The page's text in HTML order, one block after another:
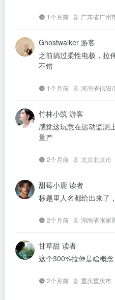
1个月前 广东省广州
Ghostwalker 游客
之前搞过柔性电极，拉
不错
1个月前 河南省信阳
竹林小筑 游客
感觉这玩意在运动监测
量产
2个月前 北京北京市
甜莓小鹿 读者
标题里人名都给出来了
2个月前 湖南省张家
甘草甜 读者
这个300%拉伸是啥概
2个月前 重庆重庆市